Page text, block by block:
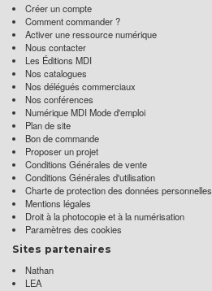
Créer un compte
Comment commander ?
Activer une ressource numérique
Nous contacter
Les Éditions MDI
Nos catalogues
Nos délégués commerciaux
Nos conférences
Numérique MDI Mode d'emploi
Plan de site
Bon de commande
Proposer un projet
Conditions Générales de vente
Conditions Générales d'utilisation
Charte de protection des données personnelles
Mentions légales
Droit à la photocopie et à la numérisation
Paramètres des cookies
Sites partenaires
Nathan
LEA